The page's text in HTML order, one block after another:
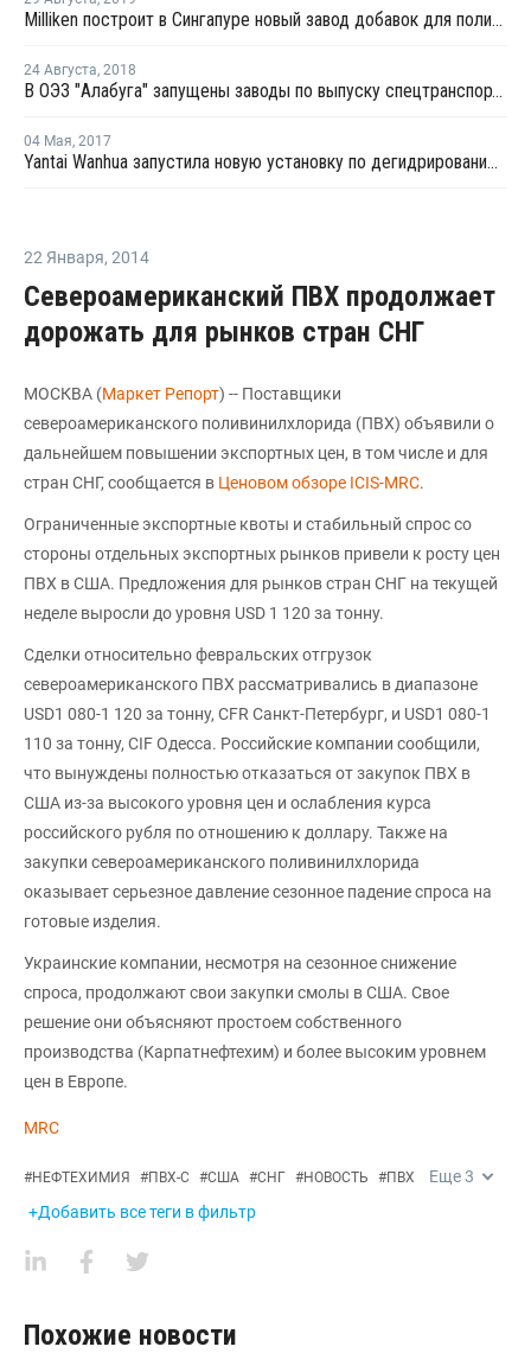
Milliken построит в Сингапуре новый завод добавок для полиолефинов
24 Августа, 2018
В ОЭЗ "Алабуга" запущены заводы по выпуску спецтранспорта, труб, тонера и ПЭ воска
04 Мая, 2017
Yantai Wanhua запустила новую установку по дегидрированию пропана в Китае
22 Января, 2014
Североамериканский ПВХ продолжает
дорожать для рынков стран СНГ
МОСКВА (Маркет Репорт) -- Поставщики
североамериканского поливинилхлорида (ПВХ) объявили о
дальнейшем повышении экспортных цен, в том числе и для
стран СНГ, сообщается в Ценовом обзоре ICIS-MRC.
Ограниченные экспортные квоты и стабильный спрос со
стороны отдельных экспортных рынков привели к росту цен
ПВХ в США. Предложения для рынков стран СНГ на текущей
неделе выросли до уровня USD 1 120 за тонну.
Сделки относительно февральских отгрузок
североамериканского ПВХ рассматривались в диапазоне
USD1 080-1 120 за тонну, CFR Санкт-Петербург, и USD1 080-1
110 за тонну, CIF Одесса. Российские компании сообщили,
что вынуждены полностью отказаться от закупок ПВХ в
США из-за высокого уровня цен и ослабления курса
российского рубля по отношению к доллару. Также на
закупки североамериканского поливинилхлорида
оказывает серьезное давление сезонное падение спроса на
готовые изделия.
Украинские компании, несмотря на сезонное снижение
спроса, продолжают свои закупки смолы в США. Свое
решение они объясняют простоем собственного
производства (Карпатнефтехим) и более высоким уровнем
цен в Европе.
MRC
#НЕФТЕХИМИЯ #ПВХ-С #США #СНГ #НОВОСТЬ #ПВХ Еще3
+Добавить все теги в фильтр
Похожие новости